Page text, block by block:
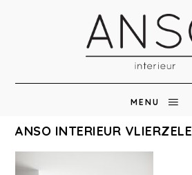
MENU
ANSO INTERIEUR VLIERZELE